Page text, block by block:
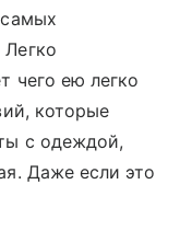
чего ею легко
которые
с одеждой,
Даже если это